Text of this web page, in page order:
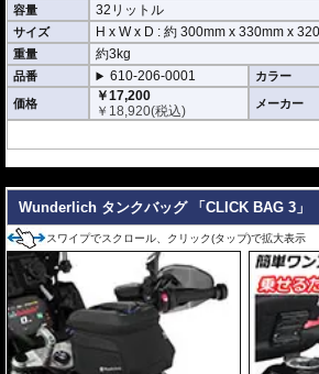
容量 32リットル
サイズ H x W x D : 約300mm x330mm x
重量 約3kg
品番 610-206-0001 カラー
価格
￥17,200
￥ 18,920(税込) メーカー
Wunderlich タンクバッグ 「CLICK BAG 3」
スワイプでスクロール、クリック(タップ)で拡大表示